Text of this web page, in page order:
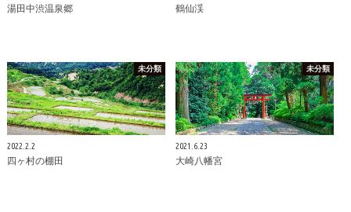
湯田中渋温泉郷 鶴仙渓
未分類
2022.2.2
四ヶ村の棚田
未分類
2021.6.23
大崎八幡宮